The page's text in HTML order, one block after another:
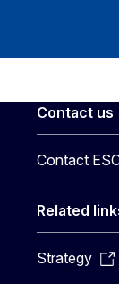
Contact us
Contact
Related
Strategy